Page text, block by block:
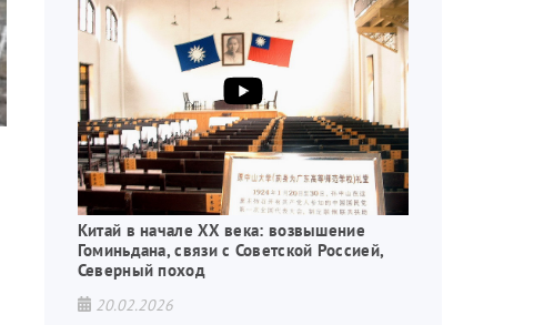
Китай в начале XX века: возвышение
Гоминьдана, связи с Советской Россией,
Северный поход
20.02.2026